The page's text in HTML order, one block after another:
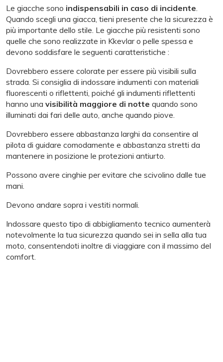
Le giacche sono indispensabili in caso di incidente
Quando scegli una giacca, tieni presente che la sicurezza è
più importante dello stile. Le giacche più resistenti sono
quelle che sono realizzate in Kkevlar o pelle spessa e
devono soddisfare le seguenti caratteristiche :
Dovrebbero essere colorate per essere più visibili sulla
strada. Si consiglia di indossare indumenti con materiali
fluorescenti o riflettenti, poiché gli indumenti riflettenti
hanno una visibilità maggiore di notte quando sono
illuminati dai fari delle auto, anche quando piove.
Dovrebbero essere abbastanza larghi da consentire al
pilota di guidare comodamente e abbastanza stretti da
mantenere in posizione le protezioni antiurto.
Possono avere cinghie per evitare che scivolino dalle tue
mani.
Devono andare sopra i vestiti normali.
Indossare questo tipo di abbigliamento tecnico aumenterà
notevolmente la tua sicurezza quando sei in sella alla tua
moto, consentendoti inoltre di viaggiare con il massimo del
comfort.